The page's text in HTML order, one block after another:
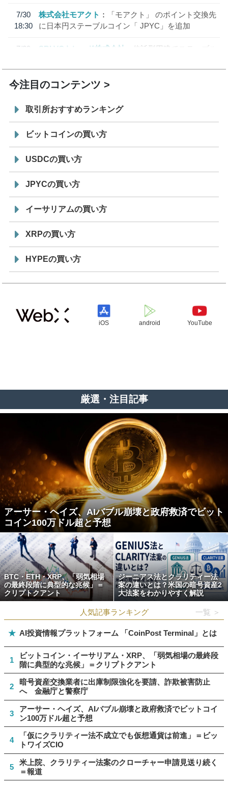
7/30
18:30
株式会社モアクト
「モアクト」 のポイント交換先
に日本円ステーブルコイン「 JPYC」を追加
7/29
SBI VCトレード株式会社
信託型円建てステーブル
今注目のコンテンツ
取引所おすすめランキング
ビットコインの買い方
USDCの買い方
JPYCの買い方
イーサリアムの買い方
XRPの買い方
HYPEの買い方
iOS android YouTube
厳選・注目記事
アーサー・ヘイズ、AIバブル崩壊と政府救済でビット
コイン100万ドル超と予想
BTC・ETH・XRP、「弱気相場
の最終段階に典型的な兆候」＝
クリプトクアント
ジーニアス法とクラリティー法
案の違いとは？米国の暗号資産2
大法案をわかりやすく解説
人気記事ランキング 一覧 ＞
★ AI投資情報プラットフォーム 「CoinPost Terminal」とは
1
ビットコイン・イーサリアム・XRP、「弱気相場の最終段
階に典型的な兆候」＝クリプトクアント
2
暗号資産交換業者に出庫制限強化を要請、詐欺被害防止
へ 金融庁と警察庁
3
アーサー・ヘイズ、AIバブル崩壊と政府救済でビットコイ
ン100万ドル超と予想
4
「仮にクラリティー法不成立でも仮想通貨は前進」＝ビッ
トワイズCIO
5
米上院、クラリティー法案のクローチャー申請見送り続く
＝報道